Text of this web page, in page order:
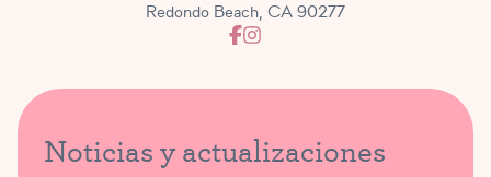
Redondo Beach, CA 90277
Noticias y actualizaciones